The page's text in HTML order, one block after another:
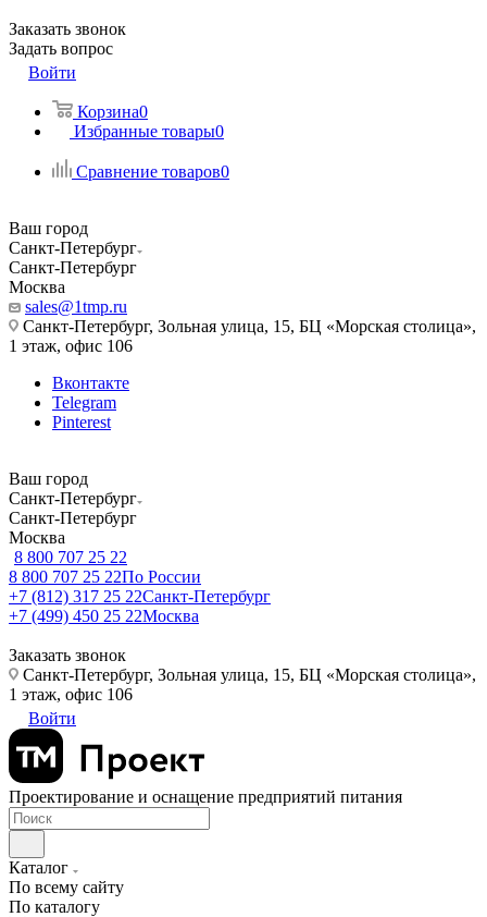
Заказать звонок
Задать вопрос
Войти
Корзина0
Избранные товары0
Сравнение товаров0
Ваш город
Санкт-Петербург
Санкт-Петербург
Москва
sales@1tmp.ru
Санкт-Петербург, Зольная улица, 15, БЦ «Морская столица»,
1 этаж, офис 106
Вконтакте
Telegram
Pinterest
Ваш город
Санкт-Петербург
Санкт-Петербург
Москва
8 800 707 25 22
8 800 707 25 22По России
+7 (812) 317 25 22Санкт-Петербург
+7 (499) 450 25 22Москва
Заказать звонок
Санкт-Петербург, Зольная улица, 15, БЦ «Морская столица»,
1 этаж, офис 106
Войти
Проектирование и оснащение предприятий питания
Каталог
По всему сайту
По каталогу